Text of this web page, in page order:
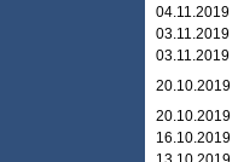
04.11.2019
03.11.2019
03.11.2019
20.10.2019
20.10.2019
16.10.2019